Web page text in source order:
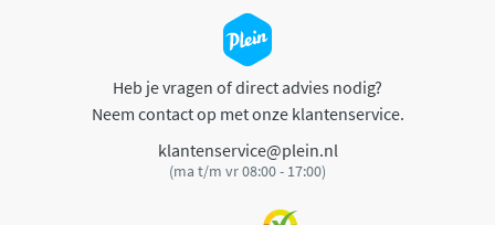
Heb je vragen of direct advies nodig?
Neem contact op met onze klantenservice.
klantenservice@plein.nl
(ma t/m vr 08:00 - 17:00)